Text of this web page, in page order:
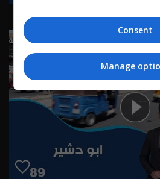
٩٠ | الموسم 9
Consent
Manage